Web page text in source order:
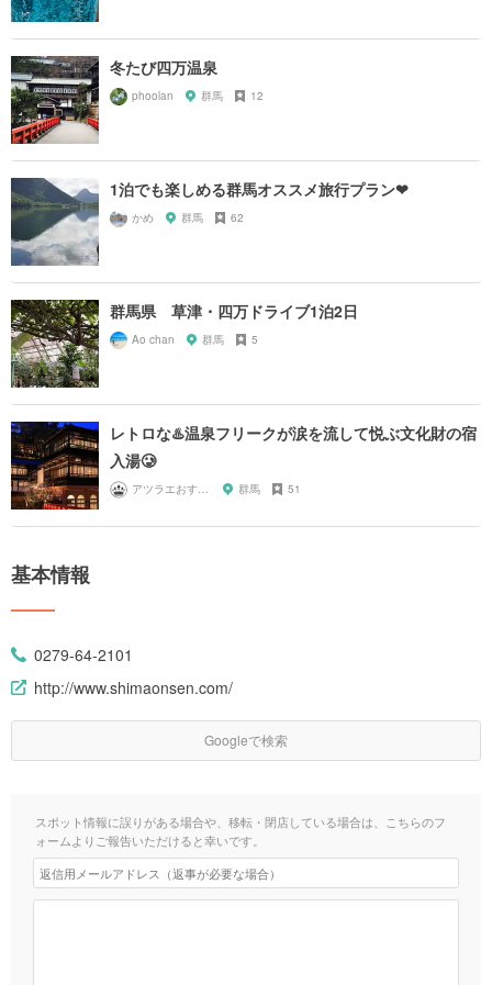
冬たび四万温泉
phoolan 群馬 12
1泊でも楽しめる群馬オススメ旅行プラン❤
かめ 群馬 62
群馬県 草津・四万ドライブ1泊2日
Ao chan 群馬 5
レトロな♨️温泉フリークが涙を流して悦ぶ文化財の宿
入湯🥲
群馬 51
基本情報
0279-64-2101
http://www.shimaonsen.com/
Googleで検索
スポット情報に誤りがある場合や、移転・閉店している場合は、こちらのフ
ォームよりご報告いただけると幸いです。